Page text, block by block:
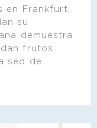
en Frankfurt,
su
demuestra
frutos.
sed de